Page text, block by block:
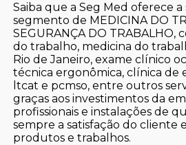
Saiba que a Seg Med oferece
segmento de MEDICINA DO
SEGURANÇA DO TRABALHO,
do trabalho, medicina do
Rio de Janeiro, exame clínico
técnica ergonômica, clínica de
ltcat e pcmso, entre outros
graças aos investimentos da
profissionais e instalações de
sempre a satisfação do cliente
produtos e trabalhos.